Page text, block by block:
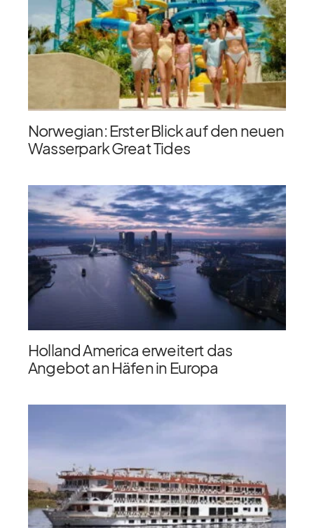
Norwegian: Erster Blick auf den neuen
Wasserpark Great Tides
Holland America erweitert das
Angebot an Häfen in Europa